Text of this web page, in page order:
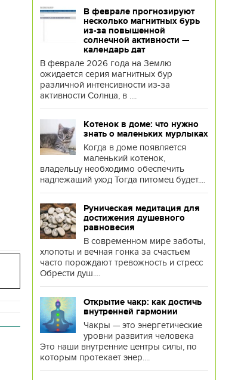
В феврале прогнозируют
несколько магнитных бурь
из-за повышенной
солнечной активности —
календарь дат
В феврале 2026 года на Землю
ожидается серия магнитных бур
различной интенсивности из-за
активности Солнца, в ....
Котенок в доме: что нужно
знать о маленьких мурлыках
Когда в доме появляется
маленький котенок,
владельцу необходимо обеспечить
надлежащий уход Тогда питомец будет....
Руническая медитация для
достижения душевного
равновесия
В современном мире заботы,
хлопоты и вечная гонка за счастьем
часто порождают тревожность и стресс
Обрести душ....
Открытие чакр: как достичь
внутренней гармонии
Чакры — это энергетические
уровни развития человека
Это наши внутренние центры силы, по
которым протекает энер....